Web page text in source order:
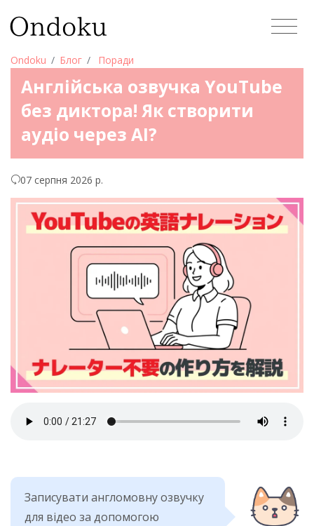
Ondoku Блог Поради
Англійська озвучка YouTube
без диктора! Як створити
аудіо через AI?
07 серпня 2026 р.
Записувати англомовну озвучку
для відео за допомогою